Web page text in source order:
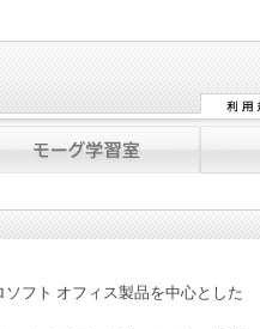
フト オフィス製品を中心とした